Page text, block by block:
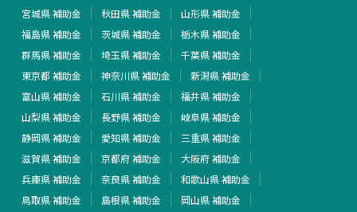
宮城県 補助金
秋田県 補助金
山形県 補助金
福島県 補助金
茨城県 補助金
栃木県 補助金
群馬県 補助金
埼玉県 補助金
千葉県 補助金
東京都 補助金
神奈川県 補助金
新潟県 補助金
富山県 補助金
石川県 補助金
福井県 補助金
山梨県 補助金
長野県 補助金
岐阜県 補助金
静岡県 補助金
愛知県 補助金
三重県 補助金
滋賀県 補助金
京都府 補助金
大阪府 補助金
兵庫県 補助金
奈良県 補助金
和歌山県 補助金
鳥取県 補助金
島根県 補助金
岡山県 補助金